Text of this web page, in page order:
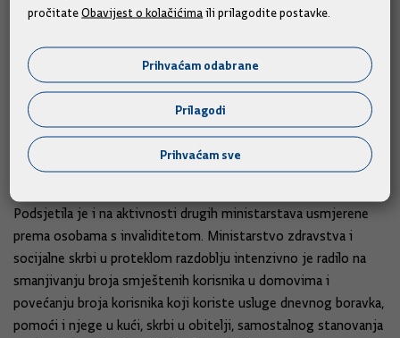
odrasle osobe s invaliditetom (financiranjem projekata udruga
kuna za projekte nevladinih udruga). U suradnji s Edukacijsko-
rehabilitacijskim fakultetom započeti su projekti
«Psihosocijalne podrške djeci koja skrbe o roditeljima s
invaliditetom» i «Razvojni integracijski program rane
intervencije djece s neurorizikom i rana intervencija u
obitelji».
Podsjetila je i na aktivnosti drugih ministarstava usmjerene
prema osobama s invaliditetom. Ministarstvo zdravstva i
socijalne skrbi u proteklom razdoblju intenzivno je radilo na
smanjivanju broja smještenih korisnika u domovima i
povećanju broja korisnika koji koriste usluge dnevnog boravka,
pomoći i njege u kući, skrbi u obitelji, samostalnog stanovanja
pročitateObavijest o kolačićimaili prilagodite postavke.
Prihvaćam odabrane
Prilagodi
Prihvaćam sve